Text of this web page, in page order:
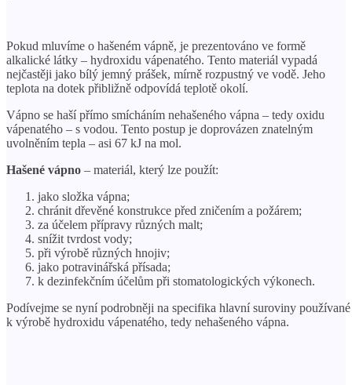
Pokud mluvíme o hašeném vápně, je prezentováno ve formě
alkalické látky – hydroxidu vápenatého. Tento materiál vypadá
nejčastěji jako bílý jemný prášek, mírně rozpustný ve vodě. Jeho
teplota na dotek přibližně odpovídá teplotě okolí.
Vápno se haší přímo smícháním nehašeného vápna – tedy oxidu
vápenatého – s vodou. Tento postup je doprovázen znatelným
uvolněním tepla – asi 67 kJ na mol.
Hašené vápno – materiál, který lze použít:
jako složka vápna;
chránit dřevěné konstrukce před zničením a požárem;
za účelem přípravy různých malt;
snížit tvrdost vody;
při výrobě různých hnojiv;
jako potravinářská přísada;
k dezinfekčním účelům při stomatologických výkonech.
Podívejme se nyní podrobněji na specifika hlavní suroviny používané
k výrobě hydroxidu vápenatého, tedy nehašeného vápna.